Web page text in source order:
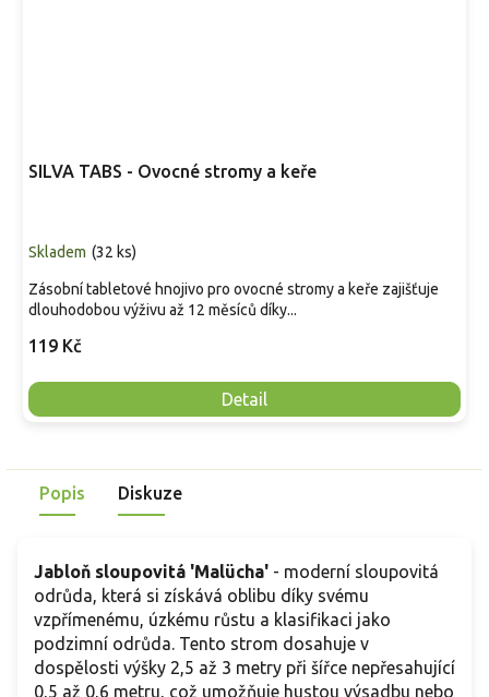
SILVA TABS - Ovocné stromy a keře
Skladem (32 ks)
119 Kč
Detail
Zásobní tabletové hnojivo pro ovocné stromy a keře zajišťuje
dlouhodobou výživu až 12 měsíců díky...
Popis Diskuze
Jabloň sloupovitá 'Malücha' - moderní sloupovitá
odrůda, která si získává oblibu díky svému
vzpřímenému, úzkému růstu a klasifikaci jako
podzimní odrůda. Tento strom dosahuje v
dospělosti výšky 2,5 až 3 metry při šířce nepřesahující
0,5 až 0,6 metru, což umožňuje hustou výsadbu nebo